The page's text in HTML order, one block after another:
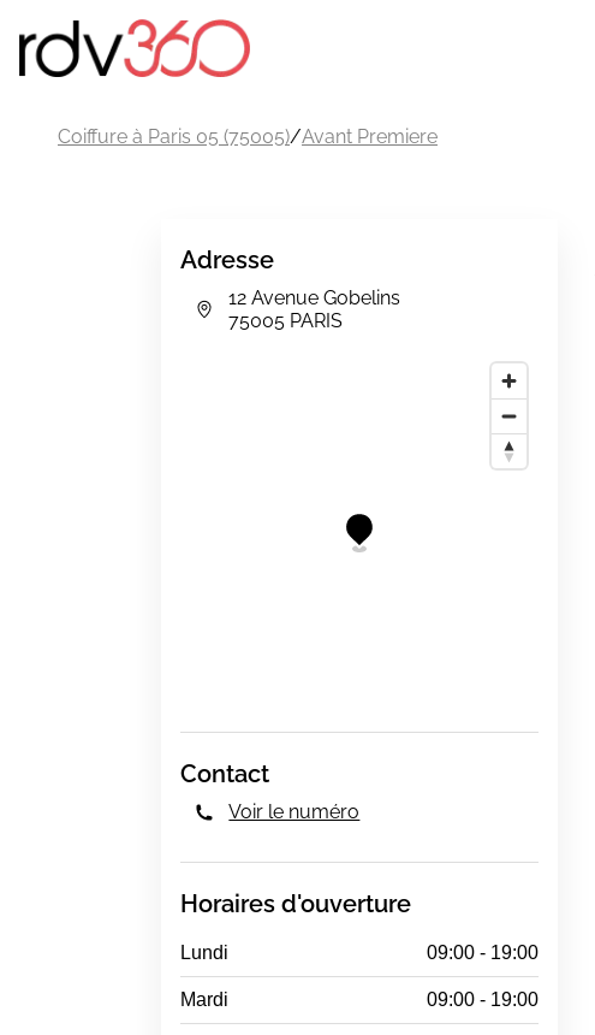
Coiffure à Paris 05 (75005)/Avant Premiere
Adresse
12 Avenue Gobelins
75005 PARIS
Contact
Voir le numéro
Horaires d'ouverture
Lundi 09:00 - 19:00
Mardi 09:00 - 19:00